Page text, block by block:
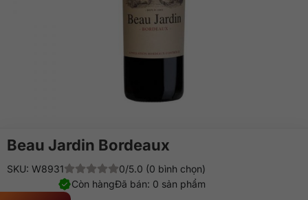
Beau Jardin Bordeaux
SKU: W8931
0/5.0 (0 bình chọn)
Đã bán: 0 sản phẩm
Còn hàng